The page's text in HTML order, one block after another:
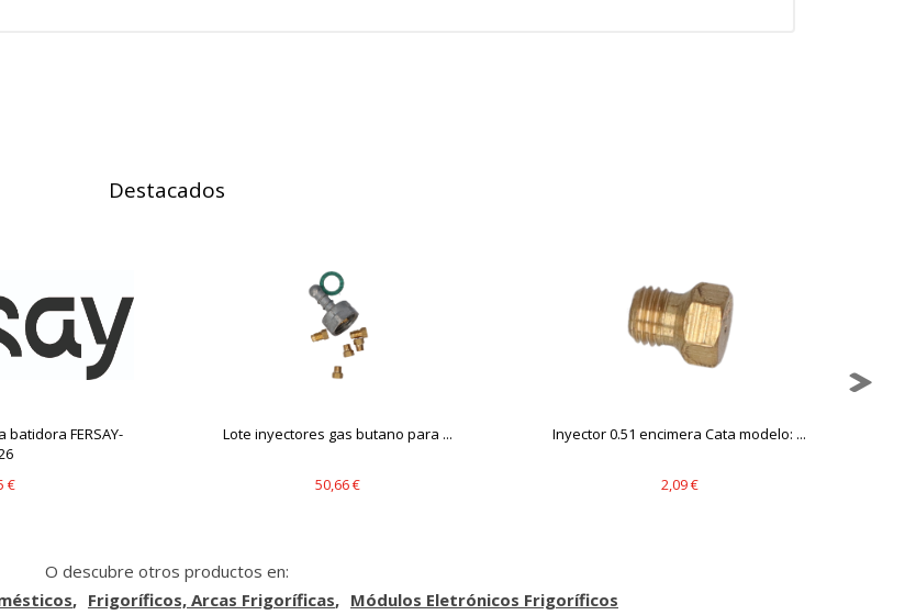
Destacados
FERSAY-
€
Lote inyectores gas butano para ...
50,66 €
Inyector 0.51 encimera Cata modelo: ...
2,09 €
O descubre otros productos en:
Frigoríficos, Arcas Frigoríficas Módulos Eletrónicos Frigoríficos
"Configuración de cookies" al pie de la página. También puedes consultar nuestra